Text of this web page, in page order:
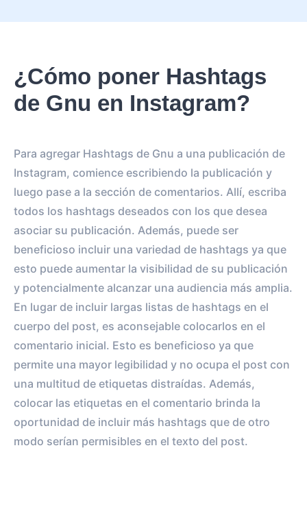
¿Cómo poner Hashtags
de Gnu en Instagram?
Para agregar Hashtags de Gnu a una publicación de
Instagram, comience escribiendo la publicación y
luego pase a la sección de comentarios. Allí, escriba
todos los hashtags deseados con los que desea
asociar su publicación. Además, puede ser
beneficioso incluir una variedad de hashtags ya que
esto puede aumentar la visibilidad de su publicación
y potencialmente alcanzar una audiencia más amplia.
En lugar de incluir largas listas de hashtags en el
cuerpo del post, es aconsejable colocarlos en el
comentario inicial. Esto es beneficioso ya que
permite una mayor legibilidad y no ocupa el post con
una multitud de etiquetas distraídas. Además,
colocar las etiquetas en el comentario brinda la
oportunidad de incluir más hashtags que de otro
modo serían permisibles en el texto del post.